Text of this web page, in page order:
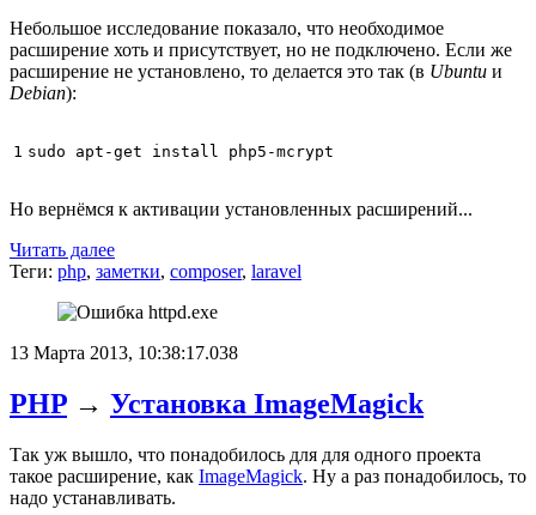
Небольшое исследование показало, что необходимое
расширение хоть и присутствует, но не подключено. Если же
расширение не установлено, то делается это так (в Ubuntu и
Debian):
1
Но вернёмся к активации установленных расширений...
Читать далее
Теги: php, заметки, composer, laravel
13 Марта 2013, 10:38:17.038
PHP → Установка ImageMagick
Так уж вышло, что понадобилось для для одного проекта
такое расширение, как ImageMagick. Ну а раз понадобилось, то
надо устанавливать.